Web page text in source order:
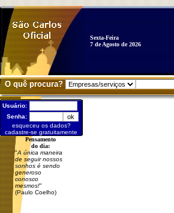
Sexta-Feira
7 de Agosto de 2026
O quê procura?
Usuário:
Senha:
esqueceu os dados?
cadastre-se gratuitamente
Pensamento
do dia:
"A única maneira
de seguir nossos
sonhos é sendo
generoso
conosco
mesmos!"
(Paulo Coelho)